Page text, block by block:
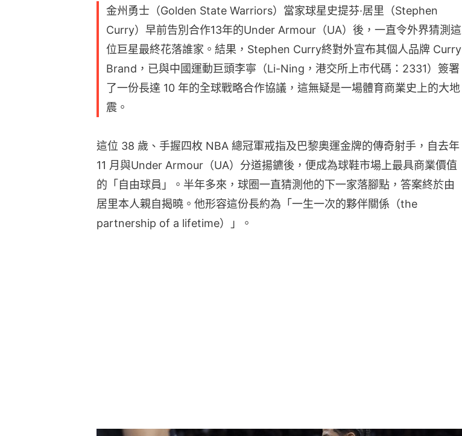
金州勇士（Golden State Warriors）當家球星史提芬·居里（Stephen
Curry）早前告別合作13年的Under Armour（UA）後，一直令外界猜測這
位巨星最終花落誰家。結果，Stephen Curry終對外宣布其個人品牌 Curry
Brand，已與中國運動巨頭李寧（Li-Ning，港交所上市代碼：2331）簽署
了一份長達 10 年的全球戰略合作協議，這無疑是一場體育商業史上的大地
震。
這位 38 歲、手握四枚 NBA 總冠軍戒指及巴黎奧運金牌的傳奇射手，自去年
11 月與Under Armour（UA）分道揚鑣後，便成為球鞋市場上最具商業價值
的「自由球員」。半年多來，球圈一直猜測他的下一家落腳點，答案終於由
居里本人親自揭曉。他形容這份長約為「一生一次的夥伴關係（the
partnership of a lifetime）」。